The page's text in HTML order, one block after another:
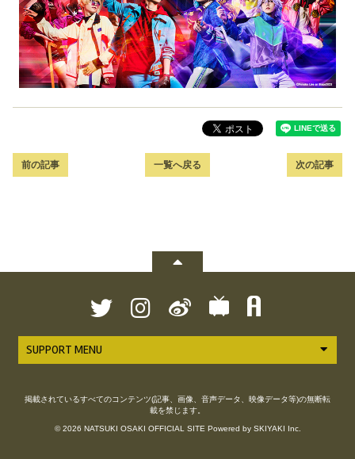
前の記事 一覧へ戻る 次の記事
SUPPORT MENU
掲載されているすべてのコンテンツ(記事、画像、音声データ、映像データ等)の無断転
載を禁じます。
© 2026 NATSUKI OSAKI OFFICIAL SITE Powered by SKIYAKI Inc.